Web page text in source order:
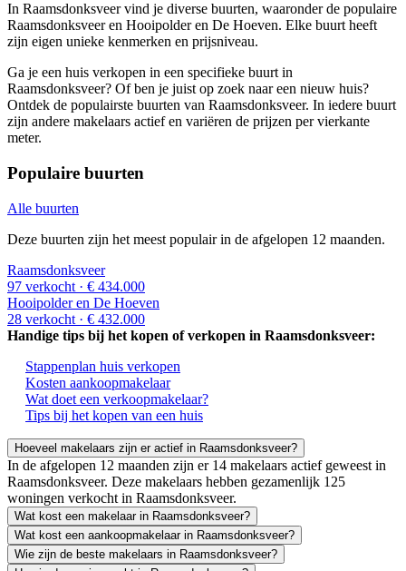
In Raamsdonksveer vind je diverse buurten, waaronder de populaire
Raamsdonksveer en Hooipolder en De Hoeven. Elke buurt heeft
zijn eigen unieke kenmerken en prijsniveau.
Ga je een huis verkopen in een specifieke buurt in
Raamsdonksveer? Of ben je juist op zoek naar een nieuw huis?
Ontdek de populairste buurten van Raamsdonksveer. In iedere buurt
zijn andere makelaars actief en variëren de prijzen per vierkante
meter.
Populaire buurten
Alle buurten
Deze buurten zijn het meest populair in de afgelopen 12 maanden.
Raamsdonksveer
97 verkocht · € 434.000
Hooipolder en De Hoeven
28 verkocht · € 432.000
Handige tips bij het kopen of verkopen in Raamsdonksveer:
Stappenplan huis verkopen
Kosten aankoopmakelaar
Wat doet een verkoopmakelaar?
Tips bij het kopen van een huis
Hoeveel makelaars zijn er actief in Raamsdonksveer?
In de afgelopen 12 maanden zijn er 14 makelaars actief geweest in
Raamsdonksveer. Deze makelaars hebben gezamenlijk 125
woningen verkocht in Raamsdonksveer.
Wat kost een makelaar in Raamsdonksveer?
Wat kost een aankoopmakelaar in Raamsdonksveer?
Wie zijn de beste makelaars in Raamsdonksveer?